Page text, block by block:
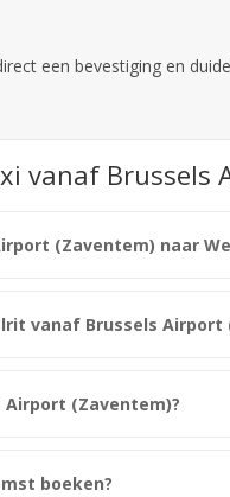
een bevestiging en
vanaf Brussels
(Zaventem) naar
vanaf Brussels Airport
Airport (Zaventem)?
boeken?